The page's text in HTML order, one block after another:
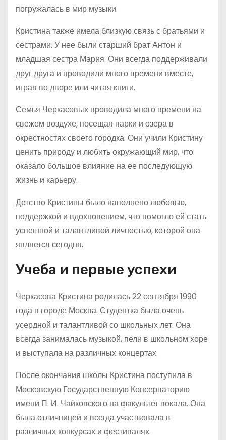
погружалась в мир музыки.
Кристина также имела близкую связь с братьями и
сестрами. У нее были старший брат Антон и
младшая сестра Мария. Они всегда поддерживали
друг друга и проводили много времени вместе,
играя во дворе или читая книги.
Семья Черкасовых проводила много времени на
свежем воздухе, посещая парки и озера в
окрестностях своего городка. Они учили Кристину
ценить природу и любить окружающий мир, что
оказало большое влияние на ее последующую
жизнь и карьеру.
Детство Кристины было наполнено любовью,
поддержкой и вдохновением, что помогло ей стать
успешной и талантливой личностью, которой она
является сегодня.
Учеба и первые успехи
Черкасова Кристина родилась 22 сентября 1990
года в городе Москва. Студентка была очень
усердной и талантливой со школьных лет. Она
всегда занималась музыкой, пели в школьном хоре
и выступала на различных концертах.
После окончания школы Кристина поступила в
Московскую Государственную Консерваторию
имени П. И. Чайковского на факультет вокала. Она
была отличницей и всегда участвовала в
различных конкурсах и фестивалях.